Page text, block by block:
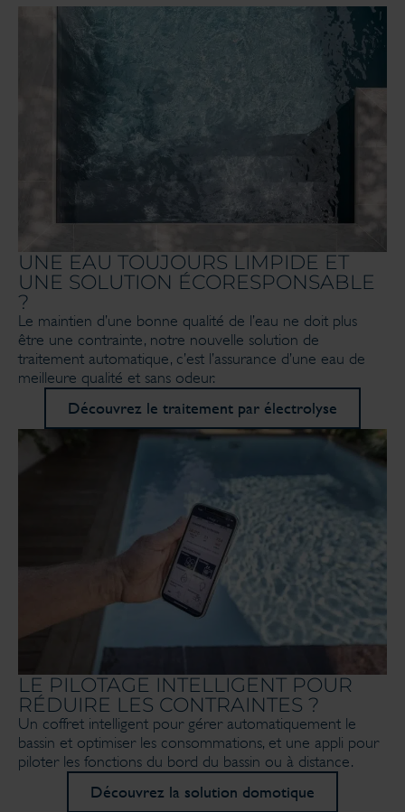
UNE EAU TOUJOURS LIMPIDE ET
UNE SOLUTION ÉCORESPONSABLE
?
Le maintien d’une bonne qualité de l’eau ne doit plus
être une contrainte, notre nouvelle solution de
traitement automatique, c’est l’assurance d’une eau de
meilleure qualité et sans odeur.
Découvrez le traitement par électrolyse
LE PILOTAGE INTELLIGENT POUR
RÉDUIRE LES CONTRAINTES ?
Un coffret intelligent pour gérer automatiquement le
bassin et optimiser les consommations, et une appli pour
piloter les fonctions du bord du bassin ou à distance.
Découvrez la solution domotique